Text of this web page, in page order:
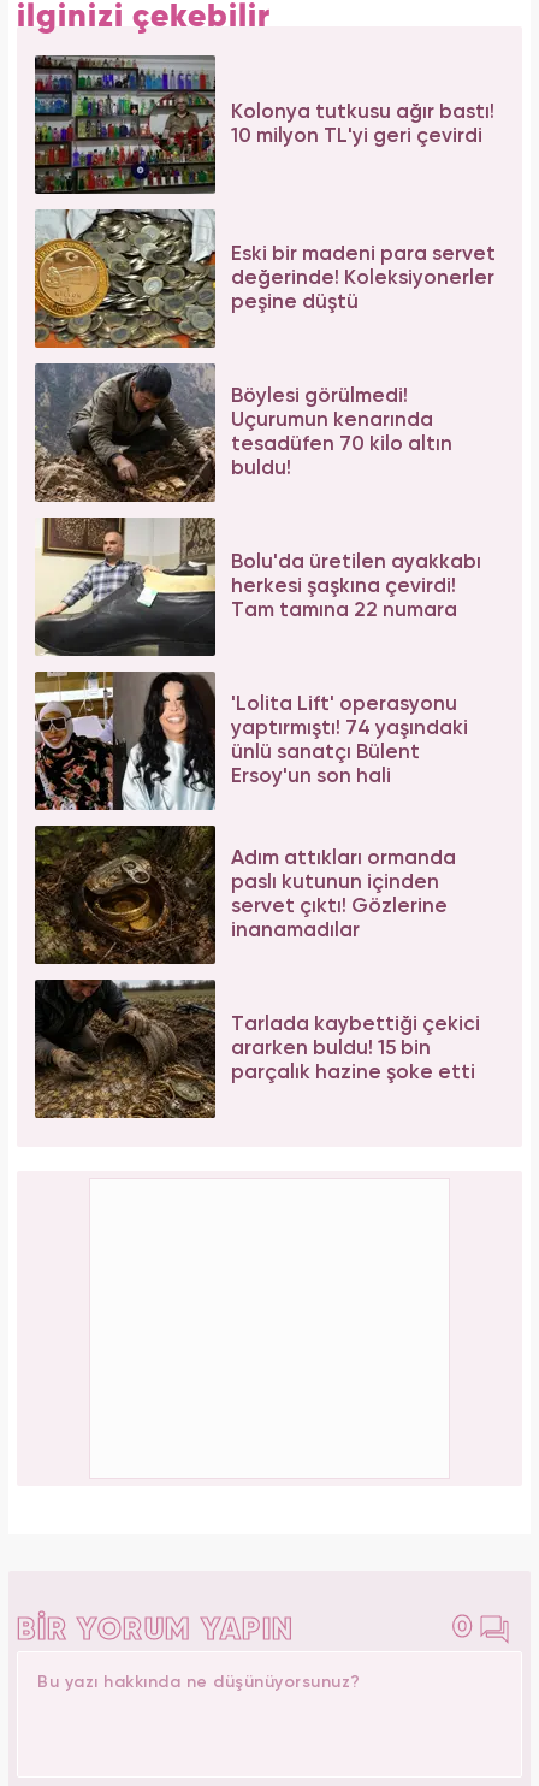
ilginizi çekebilir
Kolonya tutkusu ağır bastı!
10 milyon TL'yi geri çevirdi
Eski bir madeni para servet
değerinde! Koleksiyonerler
peşine düştü
Böylesi görülmedi!
Uçurumun kenarında
tesadüfen 70 kilo altın
buldu!
Bolu'da üretilen ayakkabı
herkesi şaşkına çevirdi!
Tam tamına 22 numara
'Lolita Lift' operasyonu
yaptırmıştı! 74 yaşındaki
ünlü sanatçı Bülent
Ersoy'un son hali
Adım attıkları ormanda
paslı kutunun içinden
servet çıktı! Gözlerine
inanamadılar
Tarlada kaybettiği çekici
ararken buldu! 15 bin
parçalık hazine şoke etti
BİR YORUM YAPIN 0